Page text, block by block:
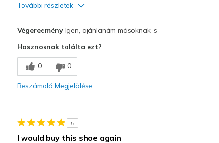
További részletek
Breathe Well
Comfortable
Casual Wear
VégeredményIgen, ajánlanám másoknak is
Hasznosnak találta ezt?
0 0
Beszámoló Megjelölése
5
I would buy this shoe again